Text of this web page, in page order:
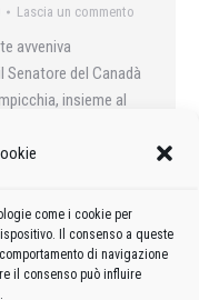
come i cookie per
Il consenso a queste
di navigazione
il consenso può influire
Lascia un commento
avveniva
del Canadà
insieme al
– anch’egli dai
“conduttore” del